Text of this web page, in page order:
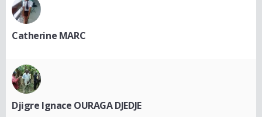
Catherine MARC
Djigre Ignace OURAGA DJEDJE